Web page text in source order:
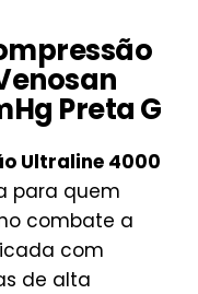
Preta G
Ultraline 4000
para quem
combate a
com
de alta